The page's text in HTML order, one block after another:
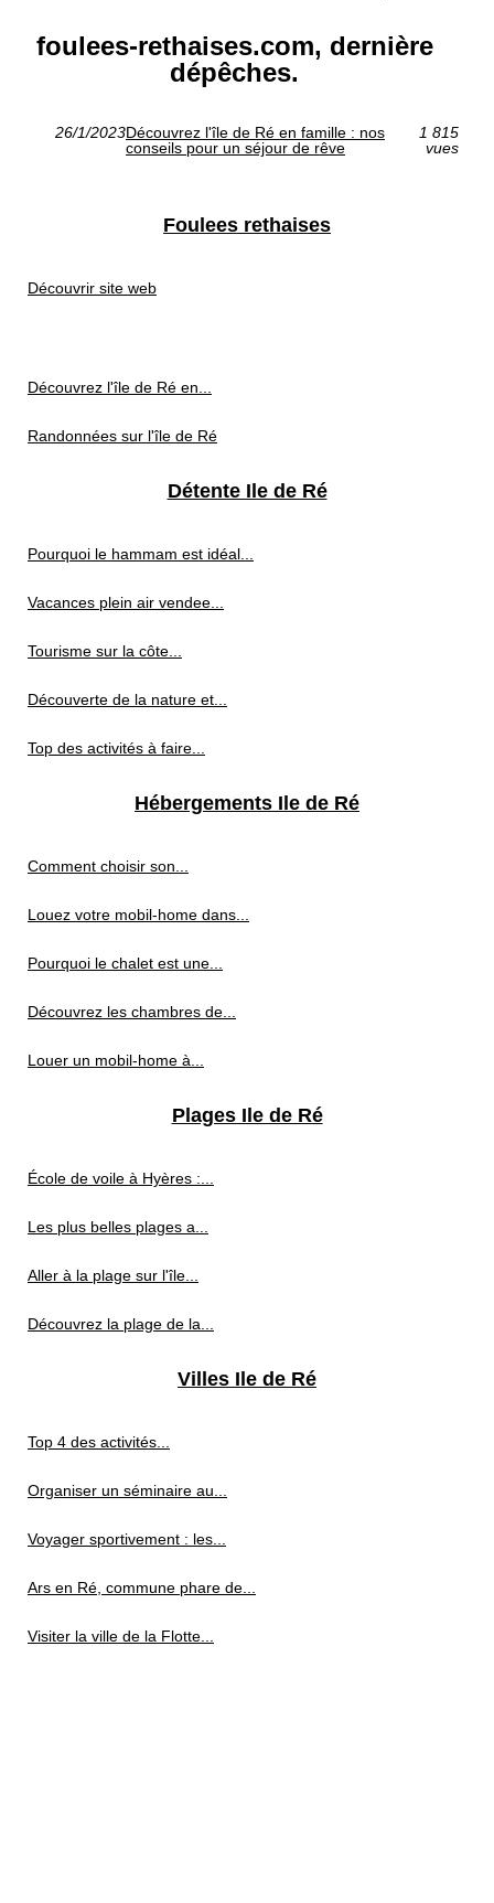
foulees-rethaises.com, dernière
dépêches.
26/1/2023Découvrez l'île de Ré en famille : nos
conseils pour un séjour de rêve
1 815
vues
Foulees rethaises
Découvrir site web
Découvrez l'île de Ré en...
Randonnées sur l'île de Ré
Détente Ile de Ré
Pourquoi le hammam est idéal...
Vacances plein air vendee...
Tourisme sur la côte...
Découverte de la nature et...
Top des activités à faire...
Hébergements Ile de Ré
Comment choisir son...
Louez votre mobil-home dans...
Pourquoi le chalet est une...
Découvrez les chambres de...
Louer un mobil-home à...
Plages Ile de Ré
École de voile à Hyères :...
Les plus belles plages a...
Aller à la plage sur l'île...
Découvrez la plage de la...
Villes Ile de Ré
Top 4 des activités...
Organiser un séminaire au...
Voyager sportivement : les...
Ars en Ré, commune phare de...
Visiter la ville de la Flotte...